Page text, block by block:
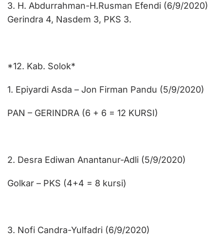
3. H. Abdurrahman-H.Rusman Efendi (6/9/2020)
Gerindra 4, Nasdem 3, PKS 3.
*12. Kab. Solok*
1. Epiyardi Asda – Jon Firman Pandu (5/9/2020)
PAN – GERINDRA (6 + 6 = 12 KURSI)
2. Desra Ediwan Anantanur-Adli (5/9/2020)
Golkar – PKS (4+4 = 8 kursi)
3. Nofi Candra-Yulfadri (6/9/2020)